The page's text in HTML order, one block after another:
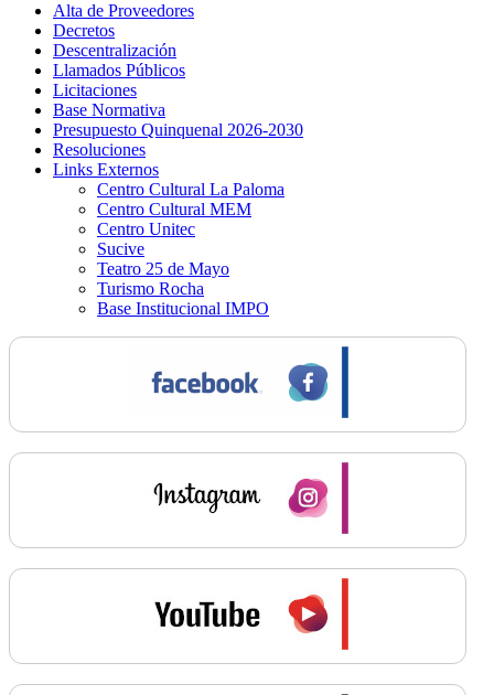
Alta de Proveedores
Decretos
Descentralización
Llamados Públicos
Licitaciones
Base Normativa
Presupuesto Quinquenal 2026-2030
Resoluciones
Links Externos
Centro Cultural La Paloma
Centro Cultural MEM
Centro Unitec
Sucive
Teatro 25 de Mayo
Turismo Rocha
Base Institucional IMPO